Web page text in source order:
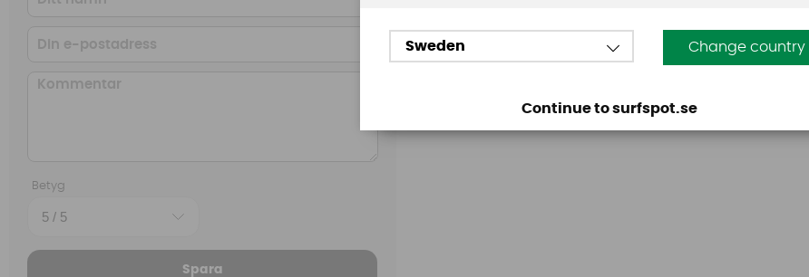
Betyg
Spara
Sweden Change country
Continue to surfspot.se